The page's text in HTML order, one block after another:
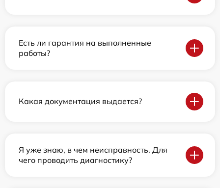
Есть ли гарантия на выполненные
работы?
Какая документация выдается?
Я уже знаю, в чем неисправность. Для
чего проводить диагностику?